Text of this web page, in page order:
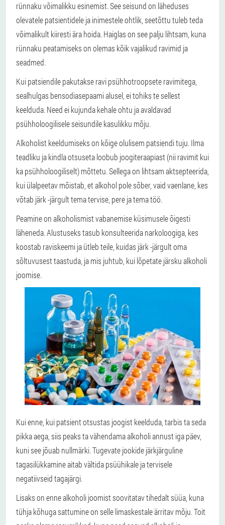
rünnaku võimalikku esinemist. See seisund on läheduses
olevatele patsientidele ja inimestele ohtlik, seetõttu tuleb teda
võimalikult kiiresti ära hoida. Haiglas on see palju lihtsam, kuna
rünnaku peatamiseks on olemas kõik vajalikud ravimid ja
seadmed.
Kui patsiendile pakutakse ravi psühhotroopsete ravimitega,
sealhulgas bensodiasepaami alusel, ei tohiks te sellest
keelduda. Need ei kujunda kehale ohtu ja avaldavad
psühholoogilisele seisundile kasulikku mõju.
Alkoholist keeldumiseks on kõige olulisem patsiendi tuju. Ilma
teadliku ja kindla otsuseta loobub joogiteraapiast (nii ravimit kui
ka psühholoogiliselt) mõttetu. Sellega on lihtsam aktsepteerida,
kui ülalpeetav mõistab, et alkohol pole sõber, vaid vaenlane, kes
võtab järk -järgult tema tervise, pere ja tema töö.
Peamine on alkoholismist vabanemise küsimusele õigesti
läheneda. Alustuseks tasub konsulteerida narkoloogiga, kes
koostab raviskeemi ja ütleb teile, kuidas järk -järgult oma
sõltuvusest taastuda, ja mis juhtub, kui lõpetate järsku alkoholi
joomise.
Kui enne, kui patsient otsustas joogist keelduda, tarbis ta seda
pikka aega, siis peaks ta vähendama alkoholi annust iga päev,
kuni see jõuab nullmärki. Tugevate jookide järkjärguline
tagasilükkamine aitab vältida psüühikale ja tervisele
negatiivseid tagajärgi.
Lisaks on enne alkoholi joomist soovitatav tihedalt süüa, kuna
tühja kõhuga sattumine on selle limaskestale ärritav mõju. Toit